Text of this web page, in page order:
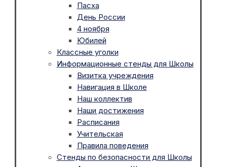
Пасха
День России
4 ноября
Юбилей
Классные уголки
Информационные стенды для Школы
Визитка учреждения
Навигация в Школе
Наш коллектив
Наши достижения
Расписания
Учительская
Правила поведения
Стенды по безопасности для Школы